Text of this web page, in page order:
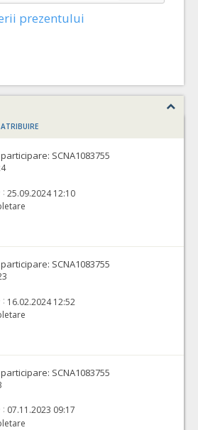
prezentului
SCNA1083755
: 25.09.2024 12:10
SCNA1083755
: 16.02.2024 12:52
SCNA1083755
: 07.11.2023 09:17